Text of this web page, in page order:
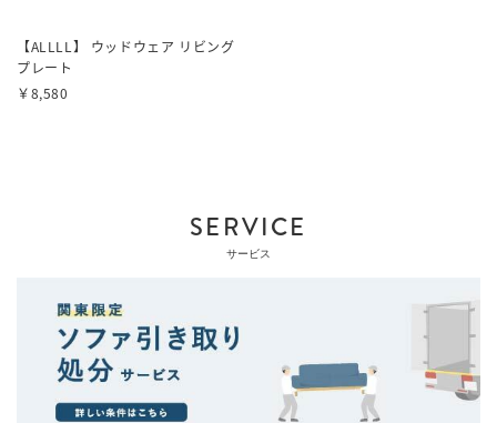
【ALLLL】 ウッドウェア リビング
プレート
￥8,580
SERVICE
サービス